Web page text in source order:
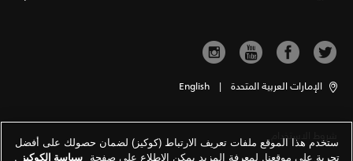
الإمارات العربية المتحدة |
English
شروط الاستخدام
ستخدم هذا الموقع ملفات تعريف الارتباط (كوكيز) لضمان حصولك على أفضل
تجربة على موقعنا. لمعرفة المزيد يمكن الاطلاع على صفحة سياسة الكوكيز .